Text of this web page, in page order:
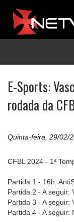
E-Sports:
rodada da
Quinta-feira, 29/02/
CFBL 2024 - 1ª
Partida 1 - 16h:
Partida 2 - A seguir:
Partida 3 - A seguir:
Partida 4 - A seguir: